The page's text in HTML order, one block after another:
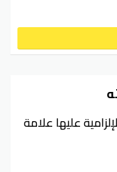
عليها علامة